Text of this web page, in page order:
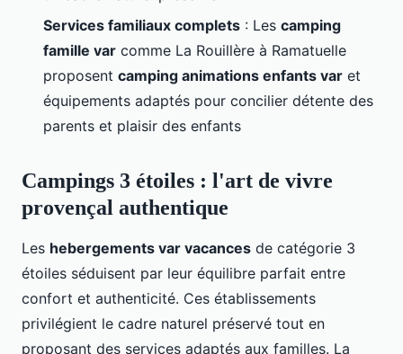
Services familiaux complets : Les camping
famille var comme La Rouillère à Ramatuelle
proposent camping animations enfants var et
équipements adaptés pour concilier détente des
parents et plaisir des enfants
Campings 3 étoiles : l'art de vivre
provençal authentique
Les hebergements var vacances de catégorie 3
étoiles séduisent par leur équilibre parfait entre
confort et authenticité. Ces établissements
privilégient le cadre naturel préservé tout en
proposant des services adaptés aux familles. La